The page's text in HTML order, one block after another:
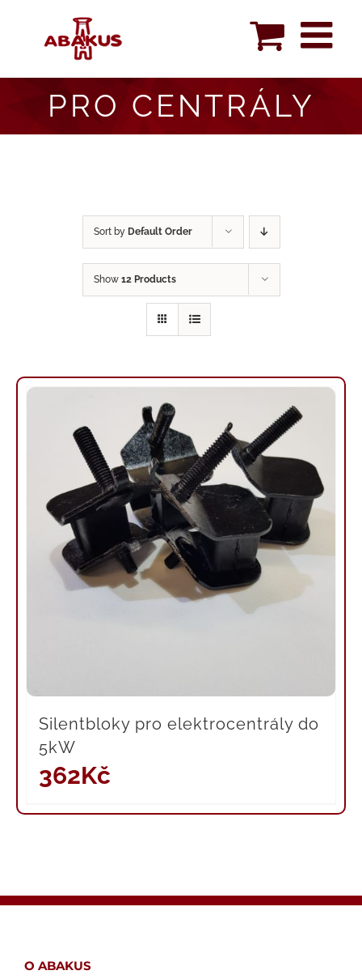
content
PRO CENTRÁLY
Sort by Default Order
Show 12 Products
Silentbloky pro elektrocentrály do
5kW
362Kč
O ABAKUS